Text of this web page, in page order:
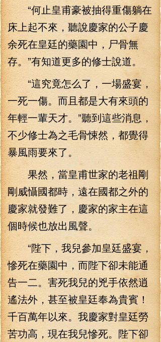
“何止皇甫豪被抽得重傷躺在
床上起不來，聽說慶家的公子慶
余死在皇廷的藥園中，尸骨無
存。”有知道更多的修士說道。
“這究竟怎么了，一場盛宴，
一死一傷。而且都是大有來頭的
年輕一輩天才。”聽到這些消息，
不少修士為之毛骨悚然，都覺得
暴風雨要來了。
果然，當皇甫世家的老祖剛
剛威懾國都時，遠在國都之外的
慶家就發難了，慶家的家主在這
個時候也放出風聲。
“陛下，我兒參加皇廷盛宴，
慘死在藥園中，而陛下卻未能通
告一二。害死我兒的兇手依然逍
遙法外，甚至被皇廷奉為貴賓！
千百萬年以來。我慶家對皇廷勞
苦功高，現在我兒慘死。陛下卻